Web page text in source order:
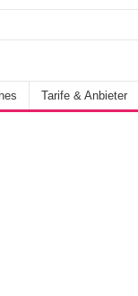
Tarife & Anbieter